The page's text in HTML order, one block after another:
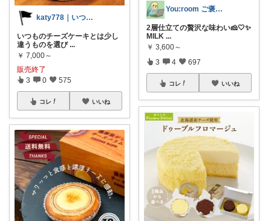
katy778｜いつも有難うございます✨
いつものチーズケーキとは少し
違うものを選び ...
￥ 7,000～
販売終了
3 0 575
コレ いいね
You:room ご褒美スイーツ🧁
2層仕立ての贅沢な味わい🧀🤍✨
MILK ...
￥ 3,600～
3 4 697
コレ いいね